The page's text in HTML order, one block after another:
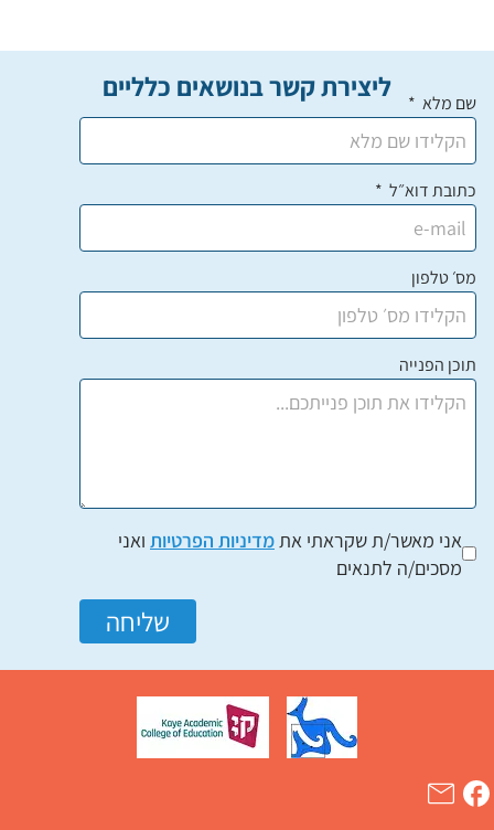
ליצירת קשר בנושאים כלליים שם מלא
כתובת דוא״ל
מס׳ טלפון
תוכן הפנייה
אני מאשר/ת שקראתי אתמדיניות הפרטיות ואני
מסכים/ה לתנאים
שליחה